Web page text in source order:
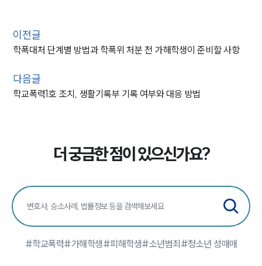
이전글
학폭대처 단계별 방법과 학폭위 처분 전 가해학생이 준비할 사항
다음글
학교폭력1호 조치, 생활기록부 기록 여부와 대응 방법
더 궁금한 점이 있으신가요?
#학교폭력#가해학생#피해학생#소년범죄#청소년 성매매